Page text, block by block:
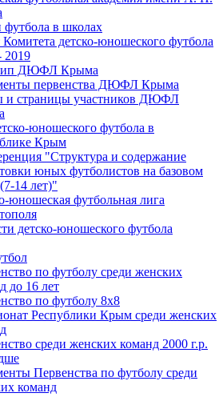
футбола в школах
детско-юношеского футбола
ДЮФЛ Крыма
первенства ДЮФЛ Крыма
и страницы участников ДЮФЛ
юношеского футбола в
Крым
"Структура и содержание
юных футболистов на базовом
14 лет)"
юношеская футбольная лига
детско-юношеского футбола
по футболу среди женских
до 16 лет
по футболу 8х8
Республики Крым среди женских
среди женских команд 2000 г.р.
Первенства по футболу среди
команд